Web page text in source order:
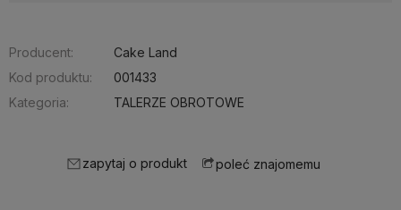
Producent:
Cake Land
Kod produktu:
001433
Kategoria:
TALERZE OBROTOWE
zapytaj o produkt poleć znajomemu